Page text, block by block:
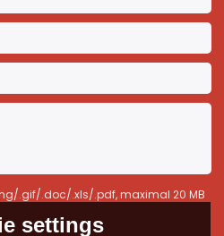
.gif/.doc/.xls/.pdf, maximal 20 MB
settings